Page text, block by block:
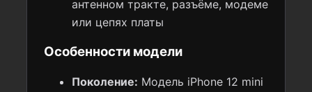
антенном тракте, разъёме, модеме
или цепях платы
Особенности модели
Поколение: Модель iPhone 12 mini